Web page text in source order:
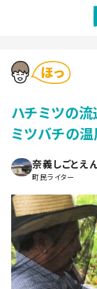
ハチミツの
ミツバチの
奈義しごとえ
町民ライター